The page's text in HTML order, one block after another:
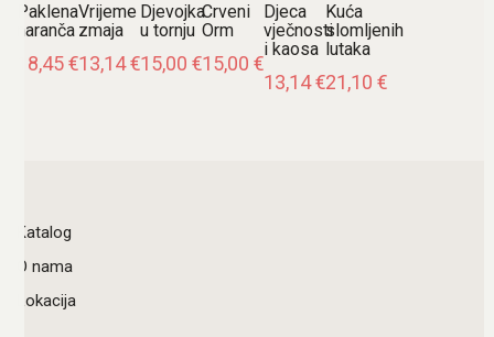
Paklena
naranča
18,45€
Vrijeme
zmaja
13,14€
Djevojka
u tornju
15,00 €
Crveni
Orm
15,00 €
Djeca
vječnosti
i kaosa
13,14€
Kuća
slomljenih
lutaka
21,10 €
Katalog
O nama
Lokacija